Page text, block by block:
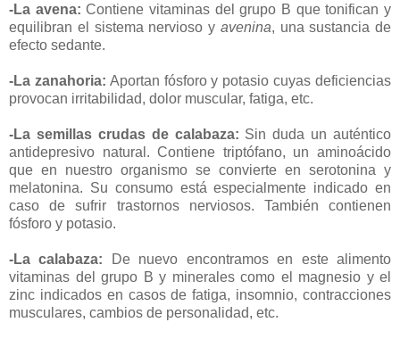
-La avena: Contiene vitaminas del grupo B que tonifican y
equilibran el sistema nervioso y avenina, una sustancia de
efecto sedante.
-La zanahoria: Aportan fósforo y potasio cuyas deficiencias
provocan irritabilidad, dolor muscular, fatiga, etc.
-La semillas crudas de calabaza: Sin duda un auténtico
antidepresivo natural. Contiene triptófano, un aminoácido
que en nuestro organismo se convierte en serotonina y
melatonina. Su consumo está especialmente indicado en
caso de sufrir trastornos nerviosos. También contienen
fósforo y potasio.
-La calabaza: De nuevo encontramos en este alimento
vitaminas del grupo B y minerales como el magnesio y el
zinc indicados en casos de fatiga, insomnio, contracciones
musculares, cambios de personalidad, etc.